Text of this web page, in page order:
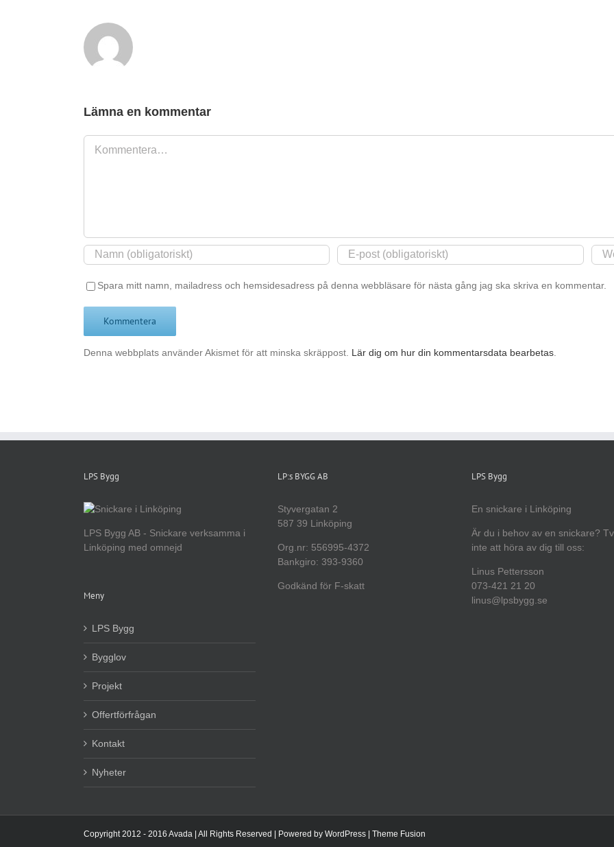
Lämna en kommentar
Kommentar
Spara mitt namn, mailadress och hemsidesadress på denna webbläsare för nästa gång jag ska skriva en kommentar.
Denna webbplats använder Akismet för att minska skräppost. Lär dig om hur din kommentarsdata bearbetas
LPS Bygg
LPS Bygg AB - Snickare verksamma i
Linköping med omnejd
Meny
LPS Bygg
Bygglov
Projekt
Offertförfrågan
Kontakt
Nyheter
LP:s BYGG AB
Styvergatan 2
587 39 Linköping
Org.nr: 556995-4372
Bankgiro: 393-9360
Godkänd för F-skatt
LPS Bygg
En snickare i Linköping
Är du i behov av en snickare?
inte att höra av dig till oss:
Linus Pettersson
073-421 21 20
linus@lpsbygg.se
Copyright 2012 - 2016 Avada | All Rights Reserved | Powered by WordPress | Theme Fusion